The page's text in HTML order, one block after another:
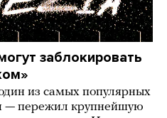
заблокировать
из самых популярных
— пережил крупнейшую